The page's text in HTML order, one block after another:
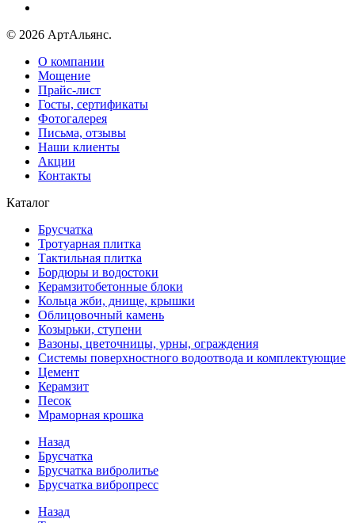
© 2026 АртАльянс.
О компании
Мощение
Прайс-лист
Госты, сертификаты
Фотогалерея
Письма, отзывы
Наши клиенты
Акции
Контакты
Каталог
Брусчатка
Тротуарная плитка
Тактильная плитка
Бордюры и водостоки
Керамзитобетонные блоки
Кольца жби, днище, крышки
Облицовочный камень
Козырьки, ступени
Вазоны, цветочницы, урны, ограждения
Системы поверхностного водоотвода и комплектующие
Цемент
Керамзит
Песок
Мраморная крошка
Назад
Брусчатка
Брусчатка вибролитье
Брусчатка вибропресс
Назад